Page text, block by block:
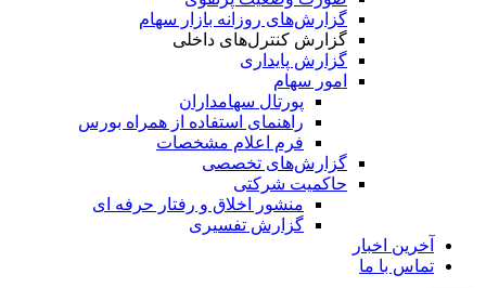
گزارش‌های روزانه بازار سهام
گزارش کنترل‌های داخلی
گزارش پایداری
امور سهام
پورتال سهامداران
راهنمای استفاده از همراه بورس
فرم اعلام مشخصات
گزارش‌های تخصصی
حاکمیت شرکتی
منشور اخلاق و رفتار حرفه­ ای
گزارش تفسیری
آخرین اخبار
تماس با ما